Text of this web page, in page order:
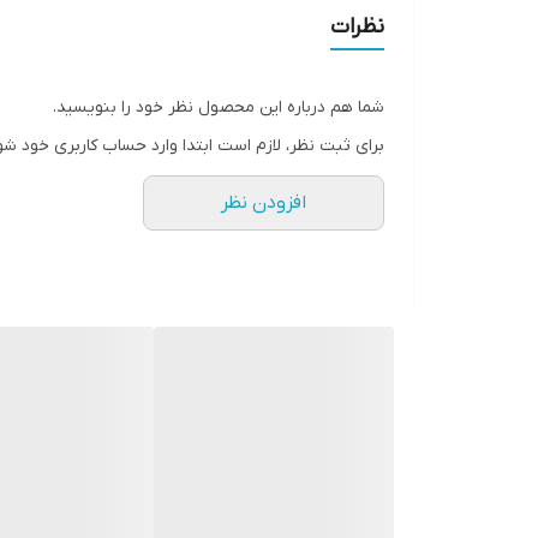
نظرات
شما هم درباره این محصول نظر خود را بنویسید.
برای ثبت نظر، لازم است ابتدا وارد حساب کاربری خود
افزودن نظر